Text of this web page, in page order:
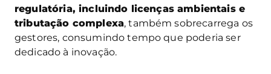
regulatória, incluindo licenças ambientais e
tributação complexa, também sobrecarrega os
gestores, consumindo tempo que poderia ser
dedicado à inovação.